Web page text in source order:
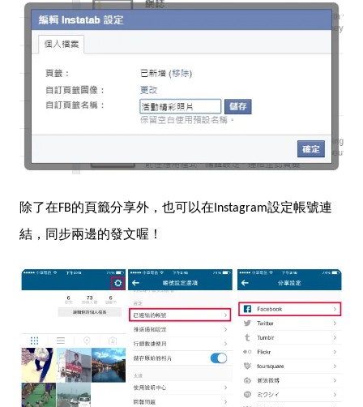
除了在FB的頁籤分享外，也可以在Instagram設定帳號連
結，同步兩邊的發文喔！